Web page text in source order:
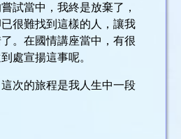
試當中，我終是放棄了，
很難找到這樣的人，讓我
。在國情講座當中，有很
處宣揚這事呢。
次的旅程是我人生中一段